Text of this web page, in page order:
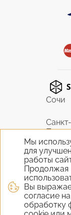
Мы
для
работы
Продолжая
Вы
согласие на
обработку
Сочи
Санкт-
Крым